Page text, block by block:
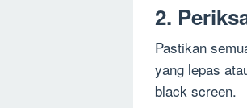
2.
Pastikan
yang lepas
black screen.